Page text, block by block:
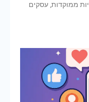
עסקים